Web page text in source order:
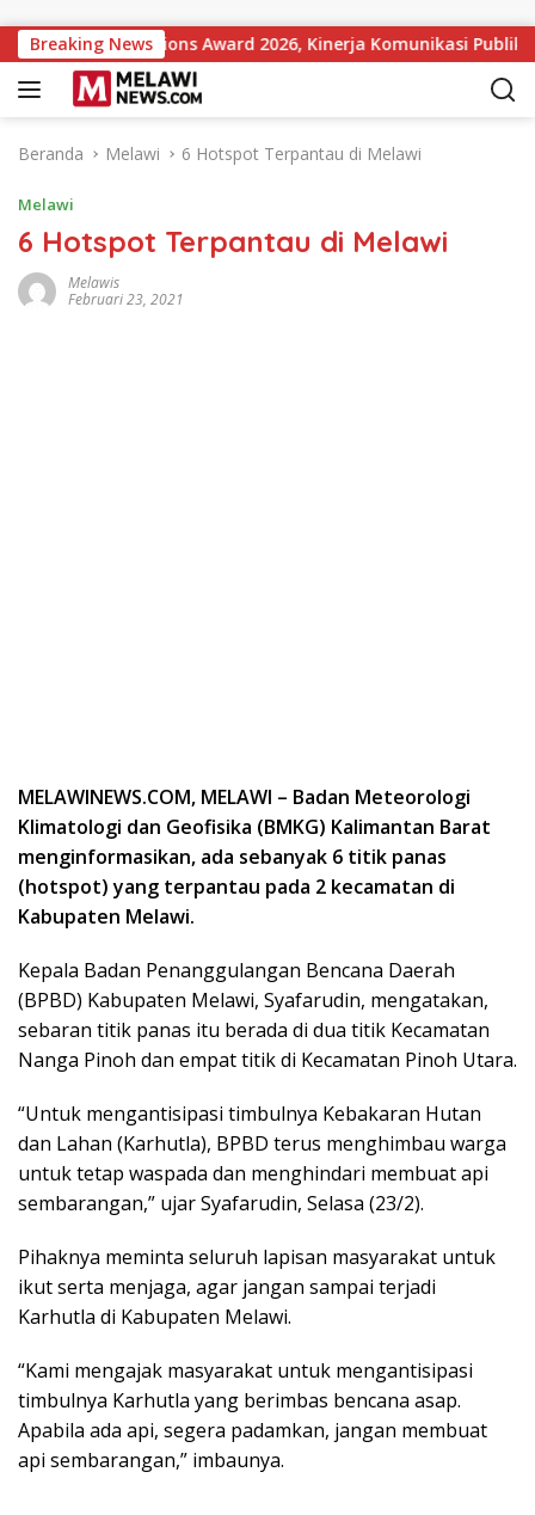
Breaking News
Institutions Award 2026, Kinerja Komunikasi Publik
Beranda Melawi 6 Hotspot Terpantau di Melawi
Melawi
6 Hotspot Terpantau di Melawi
Melawis
Februari 23, 2021
MELAWINEWS.COM, MELAWI – Badan Meteorologi
Klimatologi dan Geofisika (BMKG) Kalimantan Barat
menginformasikan, ada sebanyak 6 titik panas
(hotspot) yang terpantau pada 2 kecamatan di
Kabupaten Melawi.
Kepala Badan Penanggulangan Bencana Daerah
(BPBD) Kabupaten Melawi, Syafarudin, mengatakan,
sebaran titik panas itu berada di dua titik Kecamatan
Nanga Pinoh dan empat titik di Kecamatan Pinoh Utara.
“Untuk mengantisipasi timbulnya Kebakaran Hutan
dan Lahan (Karhutla), BPBD terus menghimbau warga
untuk tetap waspada dan menghindari membuat api
sembarangan,” ujar Syafarudin, Selasa (23/2).
Pihaknya meminta seluruh lapisan masyarakat untuk
ikut serta menjaga, agar jangan sampai terjadi
Karhutla di Kabupaten Melawi.
“Kami mengajak masyarakat untuk mengantisipasi
timbulnya Karhutla yang berimbas bencana asap.
Apabila ada api, segera padamkan, jangan membuat
api sembarangan,” imbaunya.